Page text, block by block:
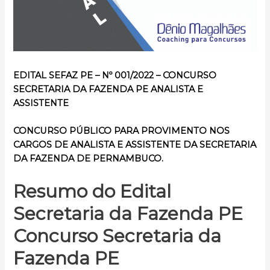
EDITAL SEFAZ PE – Nº 001/2022 – CONCURSO
SECRETARIA DA FAZENDA PEANALISTA E
ASSISTENTE
CONCURSO PÚBLICO PARA PROVIMENTO NOS
CARGOS DE ANALISTA E ASSISTENTE DA SECRETARIA
DA FAZENDA DE PERNAMBUCO.
Resumo do Edital
Secretaria da Fazenda PE
Concurso Secretaria da
Fazenda PE